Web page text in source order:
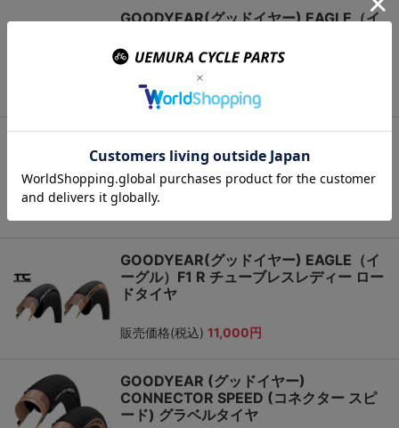
GOODYEAR(グッドイヤー) EAGLE（イ
イヤ
販売価格(税込) 8,580円
ーグル）F1 SuperSport R チューブレス
レディー ロードタイヤ
GOODYEAR(グッドイヤー) EAGLE（イ
ーグル）F1 R チューブレスレディー ロー
ドタイヤ
販売価格(税込) 11,000円
GOODYEAR (グッドイヤー)
CONNECTOR SPEED (コネクター スピ
ード) グラベルタイヤ